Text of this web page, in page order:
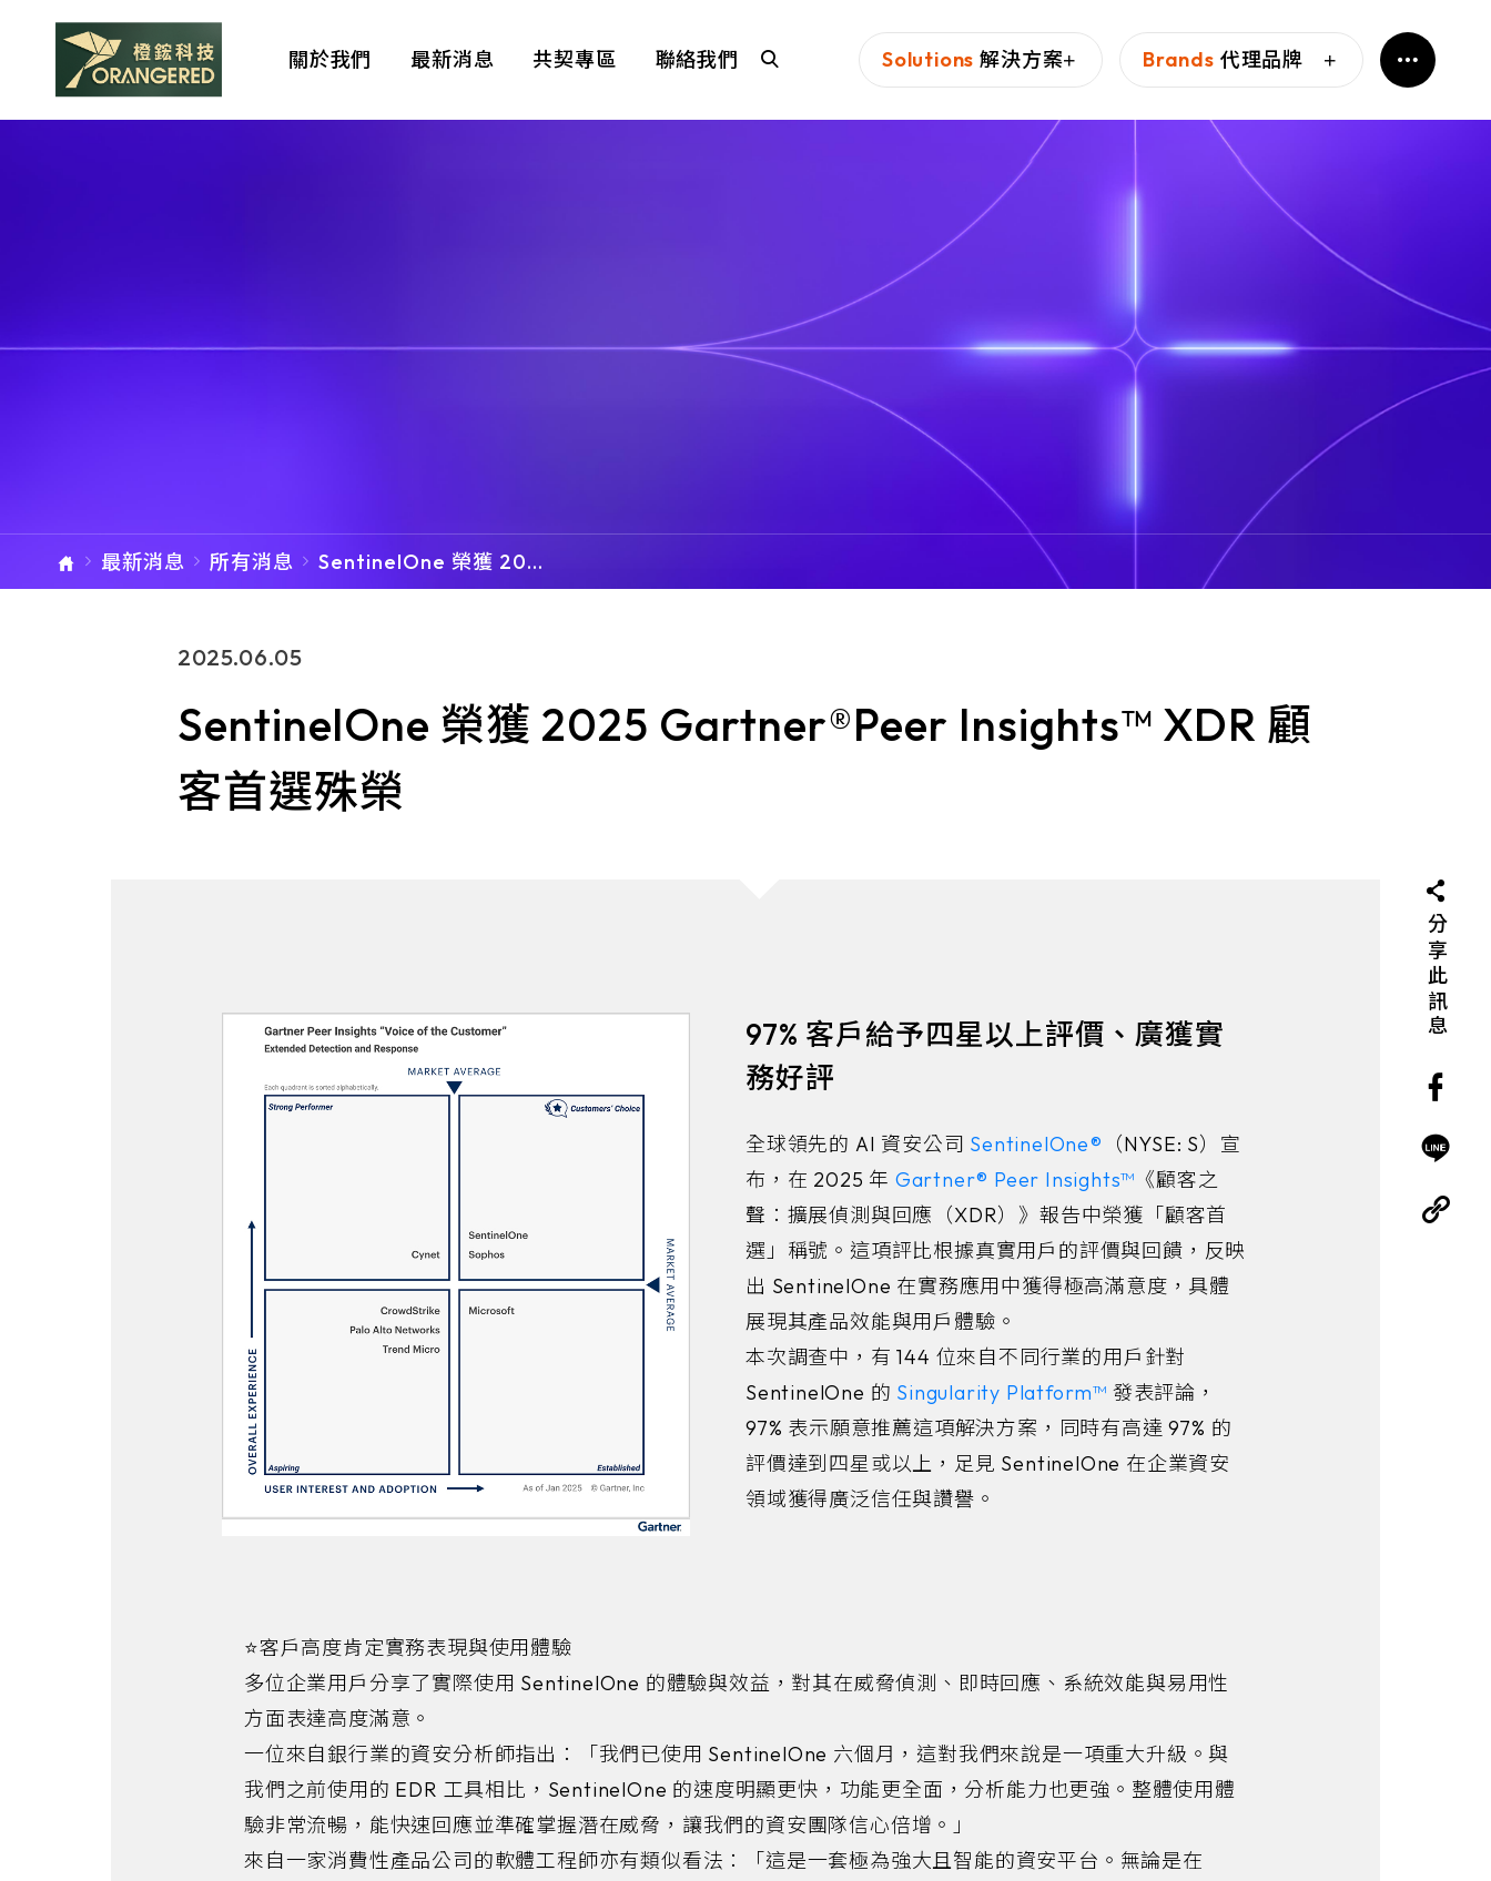
橙
關於我們 最新消息 共契專區 聯絡我們 Solutions 解決方案 Brands 代理品牌
總部位於台灣台中市，專長於高效能大數
據(Big Data)蒐集、儲存與整合分析領
域，以及AI科技的搭載運用；進而開創新
TeamT5 杜浦數位安全
威脅情資是資安防禦的基石，為企業提供
行動取向的在地情資，協助企業預見攻
擊，提前部署防禦策略，降低損失風險。
QSAN 廣盛科技是 IT 產業的先驅領導
者，致力於資料儲存和保護，提供簡單、
OPSWAT™相信每份文件和每個設備都可
能構成威脅，致力於保護關鍵基礎設施，
實現安全的資料傳輸和設備存取，進而讓
生產系統的資安風險降到最低。
護，使其不受網路攻擊威脅。
SSH Communications
SSH提供數據安全、傳輸和儲存方面的防
禦性網路安全解決方案及相關服務。以零
信任原則為基礎,堅持「永不信任,必先驗
e-SOFT
認同的企業網路資訊整合平台，從IP管理
為基礎，逐步強化您的企業網路體質安
ARMIS
設備的新威脅。Armis 會查找線上及離線
的設備，持續分析端點行為以辨識風險和
最新消息 所有消息
SentinelOne 榮獲 202
5 Gartner®Peer Insigh
2025.06.05
SentinelOne 榮獲 2025 Gartner®Peer Insights™ XDR 顧
客首選殊榮
97% 客戶給予四星以上評價、廣獲實
務好評
全球領先的 AI 資安公司 SentinelOne® （NYSE: S）宣
布，在 2025 年 Gartner® Peer Insights™ 《顧客之
聲：擴展偵測與回應（XDR）》報告中榮獲「顧客首
選」稱號。這項評比根據真實用戶的評價與回饋，反映
出 SentinelOne 在實務應用中獲得極高滿意度，具體
展現其產品效能與用戶體驗。
本次調查中，有 144 位來自不同行業的用戶針對
SentinelOne 的 Singularity Platform™ 發表評論，
97% 表示願意推薦這項解決方案，同時有高達 97% 的
評價達到四星或以上，足見 SentinelOne 在企業資安
領域獲得廣泛信任與讚譽。
⭐客戶高度肯定實務表現與使用體驗
多位企業用戶分享了實際使用 SentinelOne 的體驗與效益，對其在威脅偵測、即時回應、系統效能與易用性
方面表達高度滿意。
一位來自銀行業的資安分析師指出：「我們已使用 SentinelOne 六個月，這對我們來說是一項重大升級。與
我們之前使用的 EDR 工具相比，SentinelOne 的速度明顯更快，功能更全面，分析能力也更強。整體使用體
驗非常流暢，能快速回應並準確掌握潛在威脅，讓我們的資安團隊信心倍增。」
來自一家消費性產品公司的軟體工程師亦有類似看法：「這是一套極為強大且智能的資安平台。無論是在
分享此訊息